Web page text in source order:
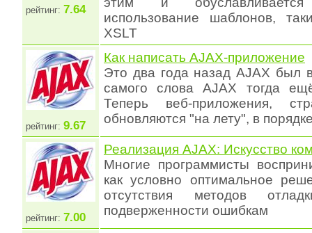
рейтинг: 7.64
использование шаблонов,
XSLT
рейтинг: 9.67
Как написать AJAX-приложение
Это два года назад AJAX был
самого слова AJAX тогда
Теперь веб-приложения,
обновляются "на лету", в
рейтинг: 7.00
Реализация AJAХ: Искусство
Многие программисты
как условно оптимальное
отсутствия методов
подверженности ошибкам